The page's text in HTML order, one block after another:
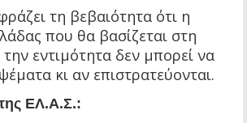
τη βεβαιότητα ότι η
που θα βασίζεται στη
την εντιμότητα δεν μπορεί να
κι αν επιστρατεύονται.
ΕΛ.Α.Σ.: